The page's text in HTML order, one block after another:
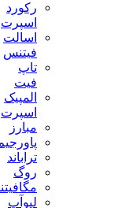
رکورد
اسپرت
اسالت
فیتنس
تاپ
المپیک
اسپرت
مبارز
پاورجیم
تراباند
روگ
مگافیتنس
لیوآپ